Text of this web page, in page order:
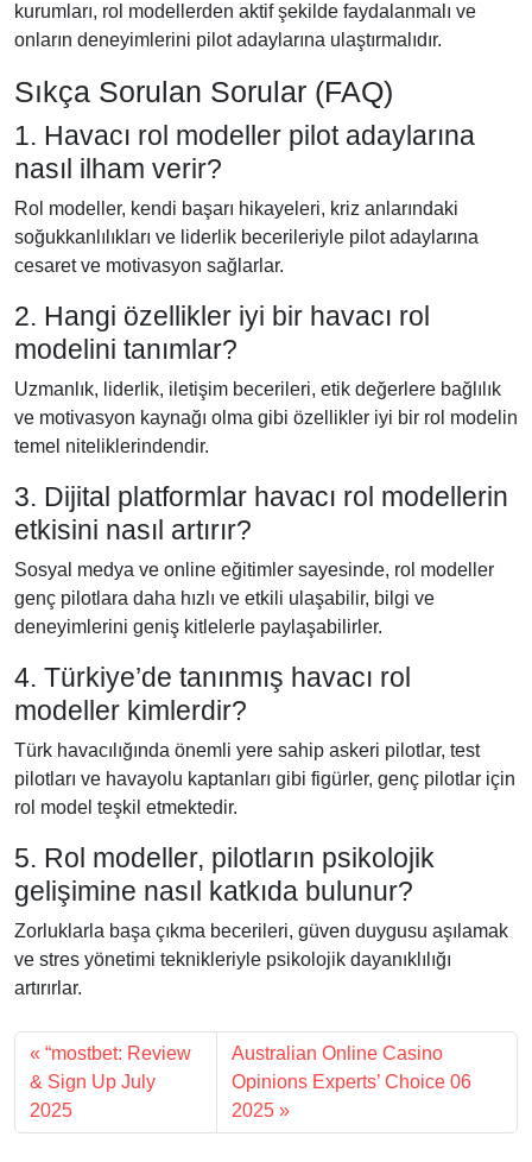
kurumları, rol modellerden aktif şekilde faydalanmalı ve
onların deneyimlerini pilot adaylarına ulaştırmalıdır.
Sıkça Sorulan Sorular (FAQ)
1. Havacı rol modeller pilot adaylarına
nasıl ilham verir?
Rol modeller, kendi başarı hikayeleri, kriz anlarındaki
soğukkanlılıkları ve liderlik becerileriyle pilot adaylarına
cesaret ve motivasyon sağlarlar.
2. Hangi özellikler iyi bir havacı rol
modelini tanımlar?
Uzmanlık, liderlik, iletişim becerileri, etik değerlere bağlılık
ve motivasyon kaynağı olma gibi özellikler iyi bir rol modelin
temel niteliklerindendir.
3. Dijital platformlar havacı rol modellerin
etkisini nasıl artırır?
Sosyal medya ve online eğitimler sayesinde, rol modeller
genç pilotlara daha hızlı ve etkili ulaşabilir, bilgi ve
deneyimlerini geniş kitlelerle paylaşabilirler.
4. Türkiye’de tanınmış havacı rol
modeller kimlerdir?
Türk havacılığında önemli yere sahip askeri pilotlar, test
pilotları ve havayolu kaptanları gibi figürler, genç pilotlar için
rol model teşkil etmektedir.
5. Rol modeller, pilotların psikolojik
gelişimine nasıl katkıda bulunur?
Zorluklarla başa çıkma becerileri, güven duygusu aşılamak
ve stres yönetimi teknikleriyle psikolojik dayanıklılığı
artırırlar.
“mostbet: Review
& Sign Up July
2025
Australian Online Casino
Opinions Experts’ Choice 06
2025